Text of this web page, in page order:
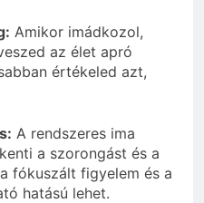
Amikor imádkozol,
az élet apró
értékeled azt,
A rendszeres ima
a szorongást és a
fókuszált figyelem és a
hatású lehet.